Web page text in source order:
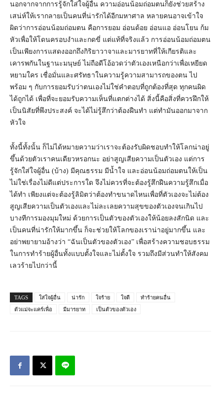
นอกจากจากการรู้จักใส่ใจผู้อื่น ความอ่อนน้อมถ่อมตนก็ยังช่วยสร้าง
เสน่ห์ให้เรากลายเป็นคนที่น่ารักได้อีกมหาศาล หลายคนอาจเข้าใจ
ผิดว่าการอ่อนน้อมถ่อมตน คือการยอม อ่อนด้อย อ่อนแอ อ่อนโยน ก้ม
หัวเพื่อให้โดนครอบงำและกดขี่ แต่แท้ที่จริงแล้ว การอ่อนน้อมถ่อมตน
เป็นเพียงการแสดงออกถึงกิริยาวาจาและมารยาทที่ให้เกียรติและ
เคารพกันในฐานะมนุษย์ ไม่ถือดีโอ้อวดว่าตัวเองเหนือกว่าเพื่อเหยียด
หยามใคร เชื่อมั่นและศรัทธาในความรู้ความสามารถของตน ไป
พร้อม ๆ กับการยอมรับว่าตนเองไม่ใช่คำตอบที่ถูกต้องที่สุด ทุกคนผิด
ได้ถูกได้ เพื่อที่จะยอมรับความเห็นที่แตกต่างได้ สิ่งนี้คือสิ่งที่ควรฝึกให้
เป็นนิสัยที่พึงประสงค์ จะได้ไม่รู้สึกว่าต้องฝืนทำ แต่ทำมันออกมาจาก
หัวใจ
ทั้งนี้ทั้งนั้น ก็ไม่ได้หมายความว่าเราจะต้องรับผิดชอบทำให้โลกน่าอยู่
ขึ้นด้วยตัวเราคนเดียวหรอกนะ อย่าสูญเสียความเป็นตัวเอง แต่การ
รู้จักใส่ใจผู้อื่น (บ้าง) มีคุณธรรม มีน้ำใจ และอ่อนน้อมถ่อมตนให้เป็น
ไม่ใช่เรื่องไม่ดีแต่ประการใด จึงไม่ควรที่จะต้องรู้สึกฝืนความรู้สึกเมื่อ
ได้ทำ เพียงแต่จะต้องรู้ลิมิตว่าต้องทำขนาดไหนเพื่อที่ตัวเองจะไม่ต้อง
สูญเสียความเป็นตัวเองและไม่ละเลยความสุขของตัวเองจนเกินไป
บางทีการมองมุมใหม่ ด้วยการเป็นตัวของตัวเองให้น้อยลงสักนิด และ
เป็นคนที่น่ารักให้มากขึ้น ก็จะช่วยให้โลกของเราน่าอยู่มากขึ้น และ
อย่าพยายามอ้างว่า “ฉันเป็นตัวของตัวเอง” เพื่อสร้างความชอบธรรม
ในการทำร้ายผู้อื่นทั้งแบบตั้งใจและไม่ตั้งใจ รวมถึงมีส่วนทำให้สังคม
เลวร้ายไปกว่านี้
TAGS ใส่ใจผู้อื่น น่ารัก ใจร้าย ใจดี
ทำร้ายคนอื่น
ตัวแม่จะแคร์เพื่อ
มีมารยาท เป็นตัวของตัวเอง